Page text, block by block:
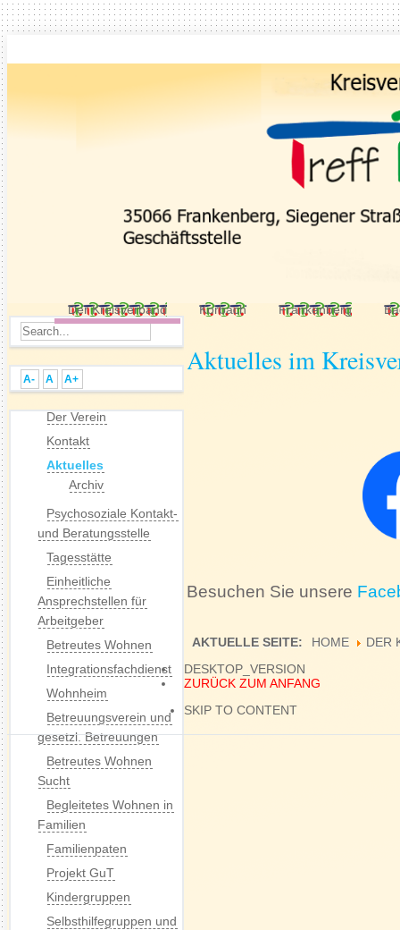
Der Kreisverband Korbach Frankenberg
Aktuelles im
Besuchen Sie unsere
A- A A+
Der Verein
Kontakt
Aktuelles
Archiv
Psychosoziale Kontakt-
und Beratungsstelle
Tagesstätte
Einheitliche
Ansprechstellen für
Arbeitgeber
Betreutes Wohnen
Integrationsfachdienst
Wohnheim
Betreuungsverein und
gesetzl. Betreuungen
Betreutes Wohnen
Sucht
Begleitetes Wohnen in
Familien
Familienpaten
Projekt GuT
Kindergruppen
Selbsthilfegruppen und
AKTUELLE SEITE: HOME
DER
DESKTOP_VERSION
ZURÜCK ZUM ANFANG
SKIP TO CONTENT